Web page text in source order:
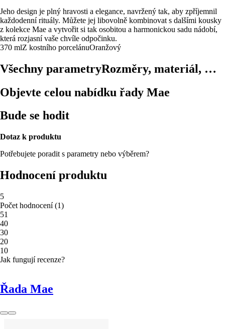
Jeho design je plný hravosti a elegance, navržený tak, aby zpříjemnil
každodenní rituály. Můžete jej libovolně kombinovat s dalšími kousky
z kolekce Mae a vytvořit si tak osobitou a harmonickou sadu nádobí,
která rozjasní vaše chvíle odpočinku.
370 mlZ kostního porcelánuOranžový
Všechny parametryRozměry, materiál, …
Objevte celou nabídku řady Mae
Bude se hodit
Dotaz k produktu
Potřebujete poradit s parametry nebo výběrem?
Hodnocení produktu
5
Počet hodnocení(1)
51
40
30
20
10
Jak fungují recenze?
Řada Mae